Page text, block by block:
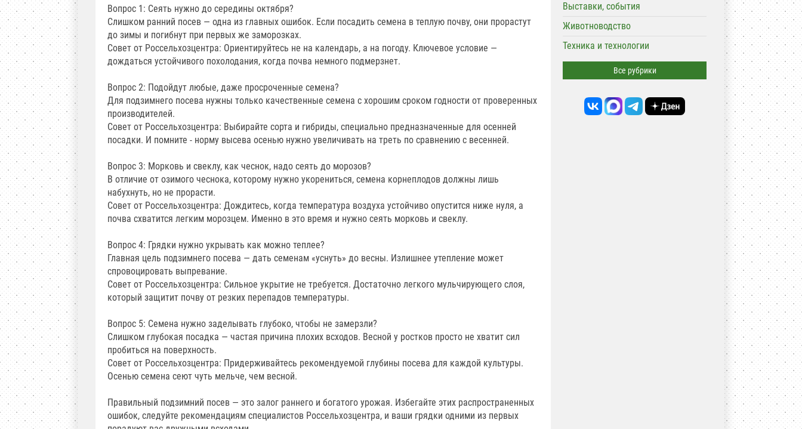
Вопрос 1: Сеять нужно до середины октября?
Слишком ранний посев — одна из главных ошибок. Если посадить семена в теплую почву, они прорастут
до зимы и погибнут при первых же заморозках.
Совет от Россельхозцентра: Ориентируйтесь не на календарь, а на погоду. Ключевое условие —
дождаться устойчивого похолодания, когда почва немного подмерзнет.
Вопрос 2: Подойдут любые, даже просроченные семена?
Для подзимнего посева нужны только качественные семена с хорошим сроком годности от проверенных
производителей.
Совет от Россельхозцентра: Выбирайте сорта и гибриды, специально предназначенные для осенней
посадки. И помните - норму высева осенью нужно увеличивать на треть по сравнению с весенней.
Вопрос 3: Морковь и свеклу, как чеснок, надо сеять до морозов?
В отличие от озимого чеснока, которому нужно укорениться, семена корнеплодов должны лишь
набухнуть, но не прорасти.
Совет от Россельхозцентра: Дождитесь, когда температура воздуха устойчиво опустится ниже нуля, а
почва схватится легким морозцем. Именно в это время и нужно сеять морковь и свеклу.
Вопрос 4: Грядки нужно укрывать как можно теплее?
Главная цель подзимнего посева — дать семенам «уснуть» до весны. Излишнее утепление может
спровоцировать выпревание.
Совет от Россельхозцентра: Сильное укрытие не требуется. Достаточно легкого мульчирующего слоя,
который защитит почву от резких перепадов температуры.
Вопрос 5: Семена нужно заделывать глубоко, чтобы не замерзли?
Слишком глубокая посадка — частая причина плохих всходов. Весной у ростков просто не хватит сил
пробиться на поверхность.
Совет от Россельхозцентра: Придерживайтесь рекомендуемой глубины посева для каждой культуры.
Осенью семена сеют чуть мельче, чем весной.
Правильный подзимний посев — это залог раннего и богатого урожая. Избегайте этих распространенных
ошибок, следуйте рекомендациям специалистов Россельхозцентра, и ваши грядки одними из первых
Выставки, события
Животноводство
Техника и технологии
Все рубрики